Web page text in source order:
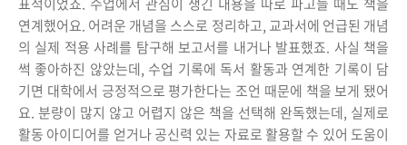
연계했어요. 어려운 개념을 스스로 정리하고, 교과서에 언급된 개념
의 실제 적용 사례를 탐구해 보고서를 내거나 발표했죠. 사실 책을
썩 좋아하진 않았는데, 수업 기록에 독서 활동과 연계한 기록이 담
기면 대학에서 긍정적으로 평가한다는 조언 때문에 책을 보게 됐어
요. 분량이 많지 않고 어렵지 않은 책을 선택해 완독했는데, 실제로
활동 아이디어를 얻거나 공신력 있는 자료로 활용할 수 있어 도움이